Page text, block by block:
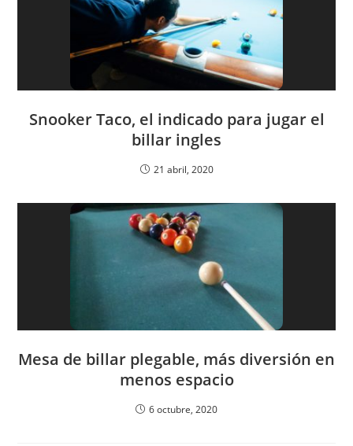
Snooker Taco, el indicado para jugar el
billar ingles
21 abril, 2020
Mesa de billar plegable, más diversión en
menos espacio
6 octubre, 2020